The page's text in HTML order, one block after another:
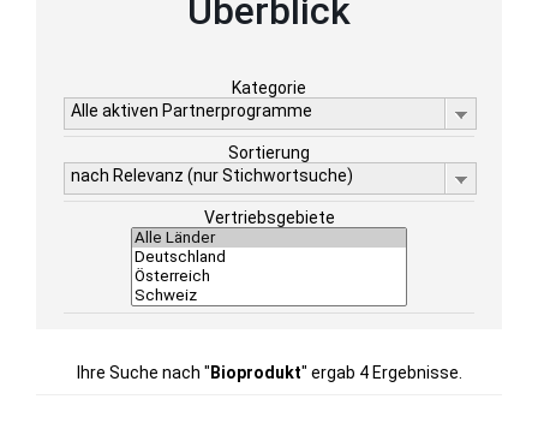
Überblick
Kategorie
Alle aktiven Partnerprogramme
Sortierung
nach Relevanz (nur Stichwortsuche)
Vertriebsgebiete
Ihre Suche nach " Bioprodukt" ergab 4 Ergebnisse.